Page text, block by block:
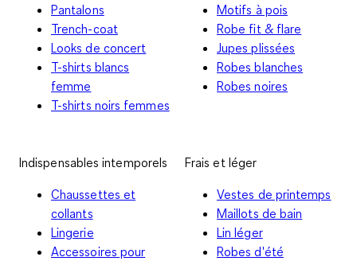
Pantalons
Trench-coat
Looks de concert
T-shirts blancs
femme
T-shirts noirs femmes
Motifs à pois
Robe fit & flare
Jupes plissées
Robes blanches
Robes noires
Indispensables intemporels
Chaussettes et
collants
Lingerie
Accessoires pour
Frais et léger
Vestes de printemps
Maillots de bain
Lin léger
Robes d'été